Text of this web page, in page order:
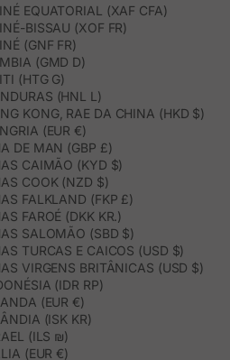
EQUATORIAL (XAF CFA)
BISSAU (XOF FR)
(GNF FR)
(GMD D)
(HTG G)
(HNL L)
KONG, RAE DA CHINA (HKD $)
(EUR €)
DE MAN (GBP £)
CAIMÃO (KYD $)
COOK (NZD $)
FALKLAND (FKP £)
FAROÉ (DKK KR.)
SALOMÃO (SBD $)
TURCAS E CAICOS (USD $)
VIRGENS BRITÂNICAS (USD $)
(IDR RP)
(EUR €)
(ISK KR)
(ILS ₪)
(EUR €)